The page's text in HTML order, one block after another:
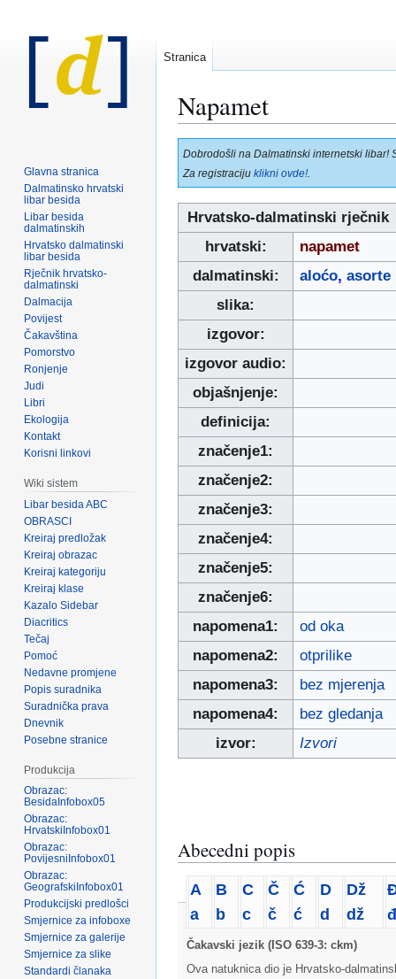
Napamet
Prijeđi
na
navigaciju
Prijeđi
na
pretraživanje
Dobrodošli na Dalmatinski internetski libar!
Za registraciju klikni ovde!
Hrvatsko-dalmatinski rječnik
hrvatski:
napamet
dalmatinski:
aloćo, asorte
slika:
izgovor:
izgovor audio:
objašnjenje:
definicija:
značenje1:
značenje2:
značenje3:
značenje4:
značenje5:
značenje6:
napomena1:
od oka
napomena2:
otprilike
napomena3:
bez mjerenja
napomena4:
bez gledanja
izvor:
Izvori
Abecedni popis
A
a
B
b
C
c
Č
č
Ć
ć
D
d
Dž
dž
đ
Čakavski jezik (ISO 639-3: ckm)
Ova natuknica dio je Hrvatsko-
Stranica
Glavna stranica
Dalmatinsko hrvatski
libar besida
Libar besida
dalmatinskih
Hrvatsko dalmatinski
libar besida
Rječnik hrvatsko-
dalmatinski
Dalmacija
Povijest
Čakavština
Pomorstvo
Ronjenje
Judi
Libri
Ekologija
Kontakt
Korisni linkovi
Wiki sistem
Libar besida ABC
OBRASCI
Kreiraj predložak
Kreiraj obrazac
Kreiraj kategoriju
Kreiraj klase
Kazalo Sidebar
Diacritics
Tečaj
Pomoć
Nedavne promjene
Popis suradnika
Suradnička prava
Dnevnik
Posebne stranice
Produkcija
Obrazac:
BesidaInfobox05
Obrazac:
HrvatskiInfobox01
Obrazac:
PovijesniInfobox01
Obrazac:
GeografskiInfobox01
Produkcijski predlošci
Smjernice za infoboxe
Smjernice za galerije
Smjernice za slike
Standardi članaka